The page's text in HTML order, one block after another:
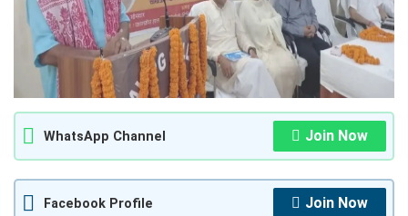
WhatsApp Channel Join Now
Facebook Profile Join Now